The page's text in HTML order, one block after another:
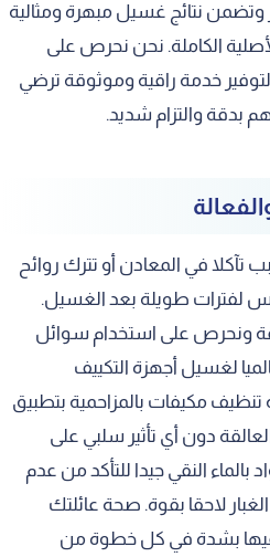
نتائج غسيل مبهرة ومثالية
الكاملة. نحن نحرص على
لتوفير خدمة راقية وموثوقة ترضي
بدقة والتزام شديد.
تآكلا في المعادن أو تترك روائح
لفترات طويلة بعد الغسيل.
ونحرص على استخدام سوائل
لغسيل أجهزة التكييف
مكيفات بالمزاحمية بتطبيق
دون أي تأثير سلبي على
النقي جيدا للتأكد من عدم
لاحقا بقوة. صحة عائلتك
بشدة في كل خطوة من